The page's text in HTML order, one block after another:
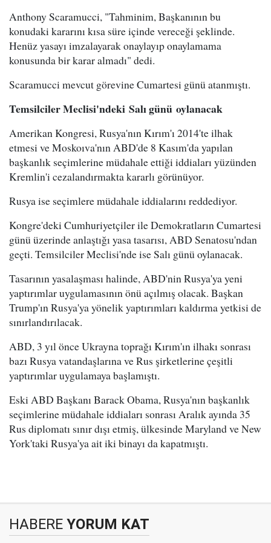
Anthony Scaramucci, "Tahminim, Başkanının bu
konudaki kararını kısa süre içinde vereceği şeklinde.
Henüz yasayı imzalayarak onaylayıp onaylamama
konusunda bir karar almadı" dedi.
Scaramucci mevcut görevine Cumartesi günü atanmıştı.
Temsilciler Meclisi'ndeki Salı günü oylanacak
Amerikan Kongresi, Rusya'nın Kırım'ı 2014'te ilhak
etmesi ve Moskoıva'nın ABD'de 8 Kasım'da yapılan
başkanlık seçimlerine müdahale ettiği iddiaları yüzünden
Kremlin'i cezalandırmakta kararlı görünüyor.
Rusya ise seçimlere müdahale iddialarını reddediyor.
Kongre'deki Cumhuriyetçiler ile Demokratların Cumartesi
günü üzerinde anlaştığı yasa tasarısı, ABD Senatosu'ndan
geçti. Temsilciler Meclisi'nde ise Salı günü oylanacak.
Tasarının yasalaşması halinde, ABD'nin Rusya'ya yeni
yaptırımlar uygulamasının önü açılmış olacak. Başkan
Trump'ın Rusya'ya yönelik yaptırımları kaldırma yetkisi de
sınırlandırılacak.
ABD, 3 yıl önce Ukrayna toprağı Kırım'ın ilhakı sonrası
bazı Rusya vatandaşlarına ve Rus şirketlerine çeşitli
yaptırımlar uygulamaya başlamıştı.
Eski ABD Başkanı Barack Obama, Rusya'nın başkanlık
seçimlerine müdahale iddiaları sonrası Aralık ayında 35
Rus diplomatı sınır dışı etmiş, ülkesinde Maryland ve New
York'taki Rusya'ya ait iki binayı da kapatmıştı.
HABERE YORUM KAT